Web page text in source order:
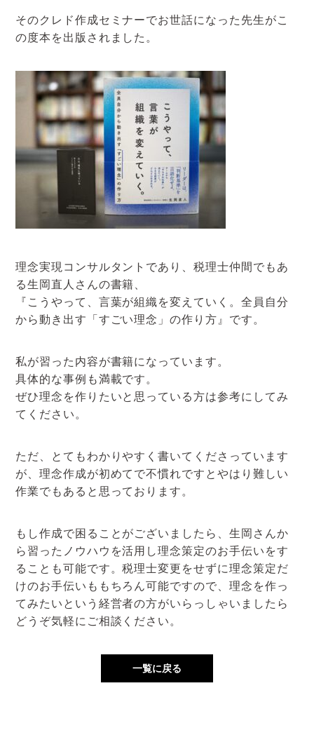
そのクレド作成セミナーでお世話になった先生がこ
の度本を出版されました。
理念実現コンサルタントであり、税理士仲間でもあ
る生岡直人さんの書籍、
『こうやって、言葉が組織を変えていく。全員自分
から動き出す「すごい理念」の作り方』です。
私が習った内容が書籍になっています。
具体的な事例も満載です。
ぜひ理念を作りたいと思っている方は参考にしてみ
てください。
ただ、とてもわかりやすく書いてくださっています
が、理念作成が初めてで不慣れですとやはり難しい
作業でもあると思っております。
もし作成で困ることがございましたら、生岡さんか
ら習ったノウハウを活用し理念策定のお手伝いをす
ることも可能です。税理士変更をせずに理念策定だ
けのお手伝いももちろん可能ですので、理念を作っ
てみたいという経営者の方がいらっしゃいましたら
どうぞ気軽にご相談ください。
一覧に戻る